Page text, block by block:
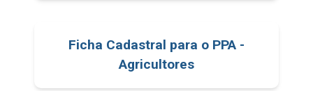
Ficha Cadastral para o PPA -
Agricultores